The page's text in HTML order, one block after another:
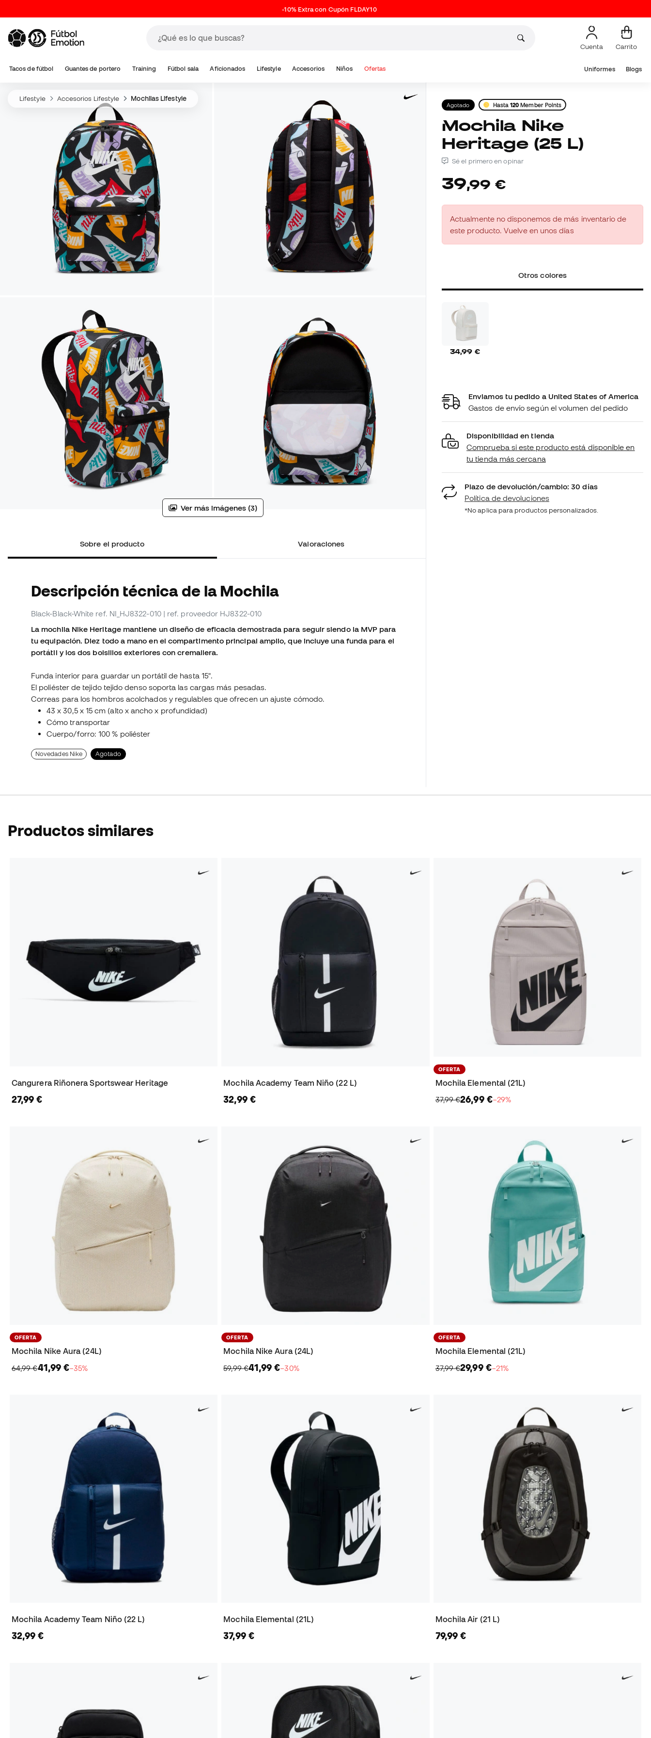
-10% Extra con Cupón FLDAY10
Cuenta Carrito
Tacos de fútbol Guantes de portero Training Fútbol sala Aficionados Lifestyle Accesorios Niños Ofertas Uniformes Blogs
Lifestyle Accesorios Lifestyle Mochilas Lifestyle
Ver más imágenes (3)
Sobre el producto Valoraciones
Descripción técnica de la Mochila
Black-Black-White ref. NI_HJ8322-010 | ref. proveedor HJ8322-010
La mochila Nike Heritage mantiene un diseño de eficacia demostrada para seguir siendo la MVP para
tu equipación. Diez todo a mano en el compartimento principal amplio, que incluye una funda para el
portátil y los dos bolsillos exteriores con cremallera.
Funda interior para guardar un portátil de hasta 15".
El poliéster de tejido tejido denso soporta las cargas más pesadas.
Correas para los hombros acolchados y regulables que ofrecen un ajuste cómodo.
43 x 30,5 x 15 cm (alto x ancho x profundidad)
Cómo transportar
Cuerpo/forro: 100 % poliéster
Novedades Nike Agotado
Agotado Hasta120 Member Points
Mochila Nike
Heritage (25 L)
Sé el primero en opinar
39,99 €
Actualmente no disponemos de más inventario de
este producto. Vuelve en unos días
Otros colores
34,99 €
Enviamos tu pedido a United States of America
Gastos de envío según el volumen del pedido
Disponibilidad en tienda
Comprueba si este producto está disponible en
tu tienda más cercana
Plazo de devolución/cambio: 30 días
Política de devoluciones
*No aplica para productos personalizados.
Productos similares
Cangurera Riñonera Sportswear Heritage
27,99 €
Mochila Academy Team Niño (22 L)
32,99 €
OFERTA
Mochila Elemental (21L)
37,99 €26,99 €−29%
OFERTA
Mochila Nike Aura (24L)
64,99 €41,99 €−35%
OFERTA
Mochila Nike Aura (24L)
59,99 €41,99 €−30%
OFERTA
Mochila Elemental (21L)
37,99 €29,99 €−21%
Mochila Academy Team Niño (22 L)
32,99 €
Mochila Elemental (21L)
37,99 €
Mochila Air (21 L)
79,99 €